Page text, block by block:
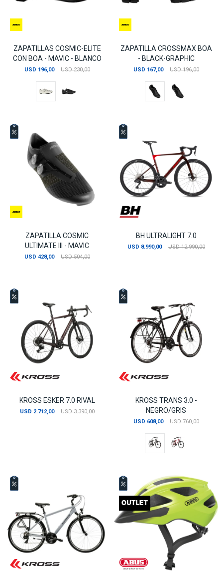
ZAPATILLAS COSMIC-ELITE
CON BOA - MAVIC - BLANCO
USD 196,00 USD 230,00
ZAPATILLA CROSSMAX BOA
- BLACK-GRAPHIC
USD 167,00 USD 196,00
ZAPATILLA COSMIC
ULTIMATE III - MAVIC
USD 428,00 USD 504,00
BH ULTRALIGHT 7.0
USD 8.990,00 USD 12.990,00
KROSS ESKER 7.0 RIVAL
USD 2.712,00 USD 3.390,00
KROSS TRANS 3.0 -
NEGRO/GRIS
USD 608,00 USD 760,00